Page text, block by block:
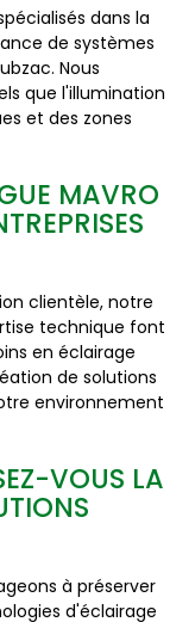
dans la
de systèmes
Nous
que l'illumination
et des zones
MAVRO
clientèle, notre
technique font
en éclairage
de solutions
environnement
VOUS LA
à préserver
d'éclairage